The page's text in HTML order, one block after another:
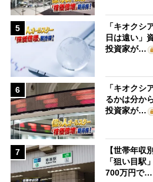
5
「キオクシ
日は遠い」
投資家が…
6
「キオクシ
るかは分か
投資家が…
7
【世帯年収
「狙い目駅
700万円で…